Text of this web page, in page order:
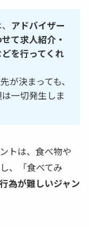
アドバイザー
て求人紹介・
を行ってくれ
が決まっても、
一切発生しま
トは、食べ物や
、「食べてみ
為が難しいジャン